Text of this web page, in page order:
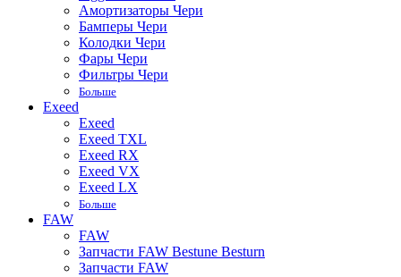
Амортизаторы Чери
Бамперы Чери
Колодки Чери
Фары Чери
Фильтры Чери
Больше
Exeed
Exeed
Exeed TXL
Exeed RX
Exeed VX
Exeed LX
Больше
FAW
FAW
Запчасти FAW Bestune Besturn
Запчасти FAW